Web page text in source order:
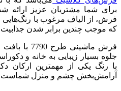
برای شما مشتریان عزیز ارائه
فرش‌، از الیاف مرغوب با رنگ‌هایی
که موجب چندین برابر شدن
فرش ماشینی
جلوه بسیار زیبایی به خانه و
با رنگ یکی از مهمترین ارکان
آرامش‌بخش چشم و منزل